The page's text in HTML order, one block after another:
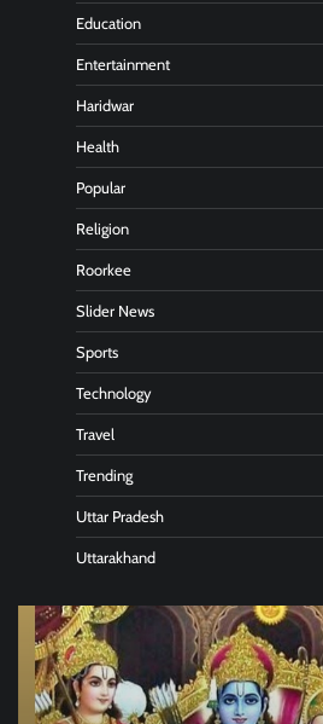
Education
Entertainment
Haridwar
Health
Popular
Religion
Roorkee
Slider News
Sports
Technology
Travel
Trending
Uttar Pradesh
Uttarakhand